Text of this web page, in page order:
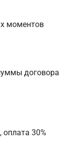
моментов
договора
30%